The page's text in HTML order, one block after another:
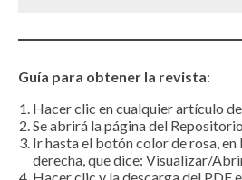
Guía para obtener la revista:
Hacer clic en cualquier artículo
Se abrirá la página del
Ir hasta el botón color de rosa,
derecha, que dice: Visualizar/